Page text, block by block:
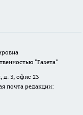
"Газета"
д. 3, офис 23
почта редакции: